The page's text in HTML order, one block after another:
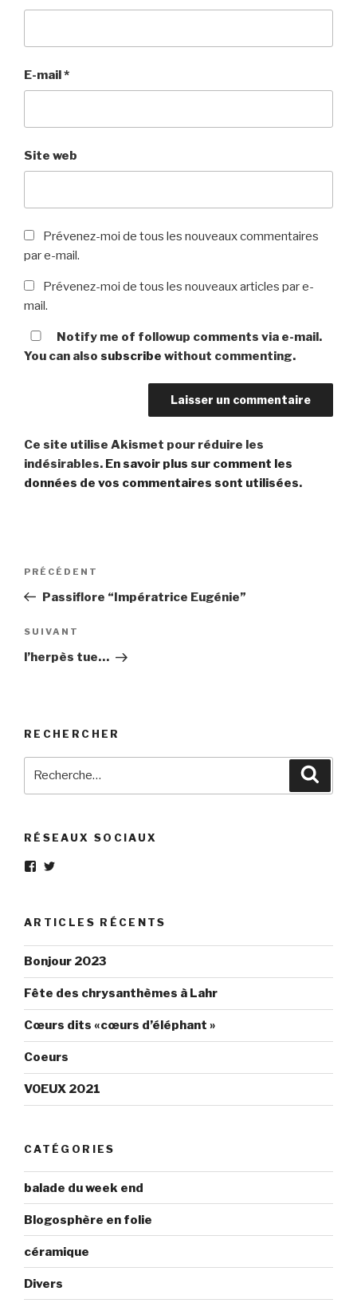
E-mail*
Site web
Prévenez-moi de tous les nouveaux commentaires
par e-mail.
Prévenez-moi de tous les nouveaux articles par e-
mail.
Notify me of followup comments via e-mail.
You can also subscribe without commenting.
Ce site utilise Akismet pour réduire les
indésirables. En savoir plus sur comment les
données de vos commentaires sont utilisées.
Navigation
l’article
Article
précédent
PRÉCÉDENT
Passiflore “Impératrice Eugénie”
Article
suivant
SUIVANT
l’herpès tue…
RECHERCHER
RÉSEAUX SOCIAUX
Voir
Eléphant-
Gris-
160596147294205
sur
Facebook
Voir
elephantgris
sur
Twitter
ARTICLES RÉCENTS
Bonjour 2023
Fête des chrysanthèmes à Lahr
Cœurs dits «cœurs d’éléphant »
Coeurs
VOEUX 2021
CATÉGORIES
balade du week end
Blogosphère en folie
céramique
Divers